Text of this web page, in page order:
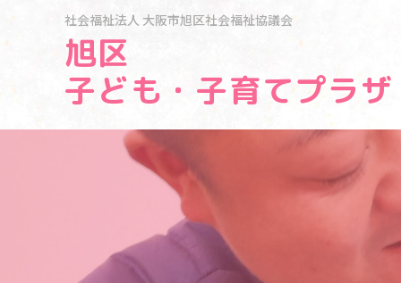
社会福祉法人 大阪市旭区社会福祉協議会
旭区
子ども・子育てプラザ